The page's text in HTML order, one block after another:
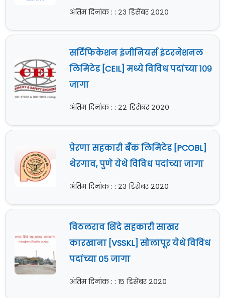
अंतिम दिनांक : : २३ डिसेंबर २०२०
सर्टिफिकेशन इंजीनियर्स इंटरनेशनल
लिमिटेड [CEIL] मध्ये विविध पदांच्या १०९
जागा
अंतिम दिनांक : : २२ डिसेंबर २०२०
प्रेरणा सहकारी बँक लिमिटेड [PCOBL]
थेरगाव, पुणे येथे विविध पदांच्या जागा
अंतिम दिनांक : : २३ डिसेंबर २०२०
विठलराव शिंदे सहकारी साखर
कारखाना [VSSKL] सोलापूर येथे विविध
पदांच्या ०५ जागा
अंतिम दिनांक : : १५ डिसेंबर २०२०